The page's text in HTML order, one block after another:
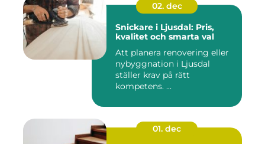
02. dec
Snickare i Ljusdal: Pris,
kvalitet och smarta val
Att planera renovering eller
nybyggnation i Ljusdal
ställer krav på rätt
kompetens. ...
01. dec